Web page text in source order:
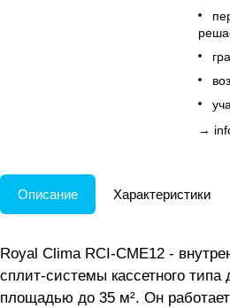
→
Описание Характеристики
Royal Clima RCI-CME12 -
сплит-системы кассетного
площадью до 35 м². Он